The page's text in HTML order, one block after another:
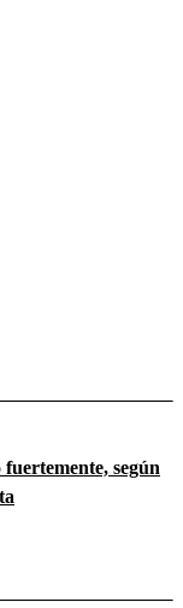
según